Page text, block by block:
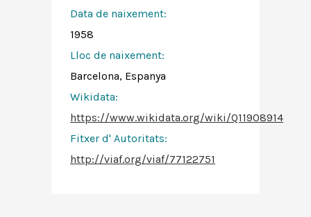
Data de naixement:
1958
Lloc de naixement:
Barcelona, Espanya
Wikidata:
https://www.wikidata.org/wiki/Q11908914
Fitxer d' Autoritats:
http://viaf.org/viaf/77122751